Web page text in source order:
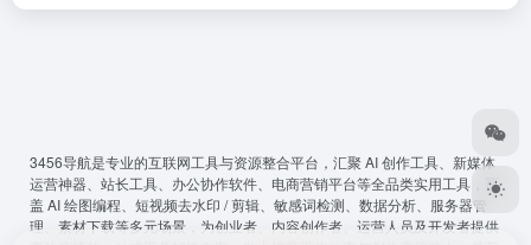
3456导航是专业的互联网工具与资源整合平台，汇聚 AI 创作工具、新媒体
运营神器、站长工具、办公协作软件、电商营销平台等全品类实用工具，覆
盖 AI 绘图编程、短视频去水印 / 剪辑、敏感词检测、数据分析、服务器管
理、素材下载等多元场景，为创业者、内容创作者、运营人员及开发者提供